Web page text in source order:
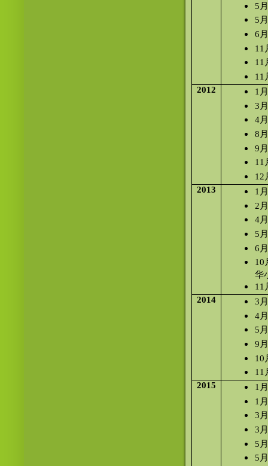
5
5
6
11
11
11
2012
1
3
4
8
9
11
12
2013
1
2
4
5
6
10
华
11
2014
3
4
5
9
10
2015
1
1
3
3
5
5